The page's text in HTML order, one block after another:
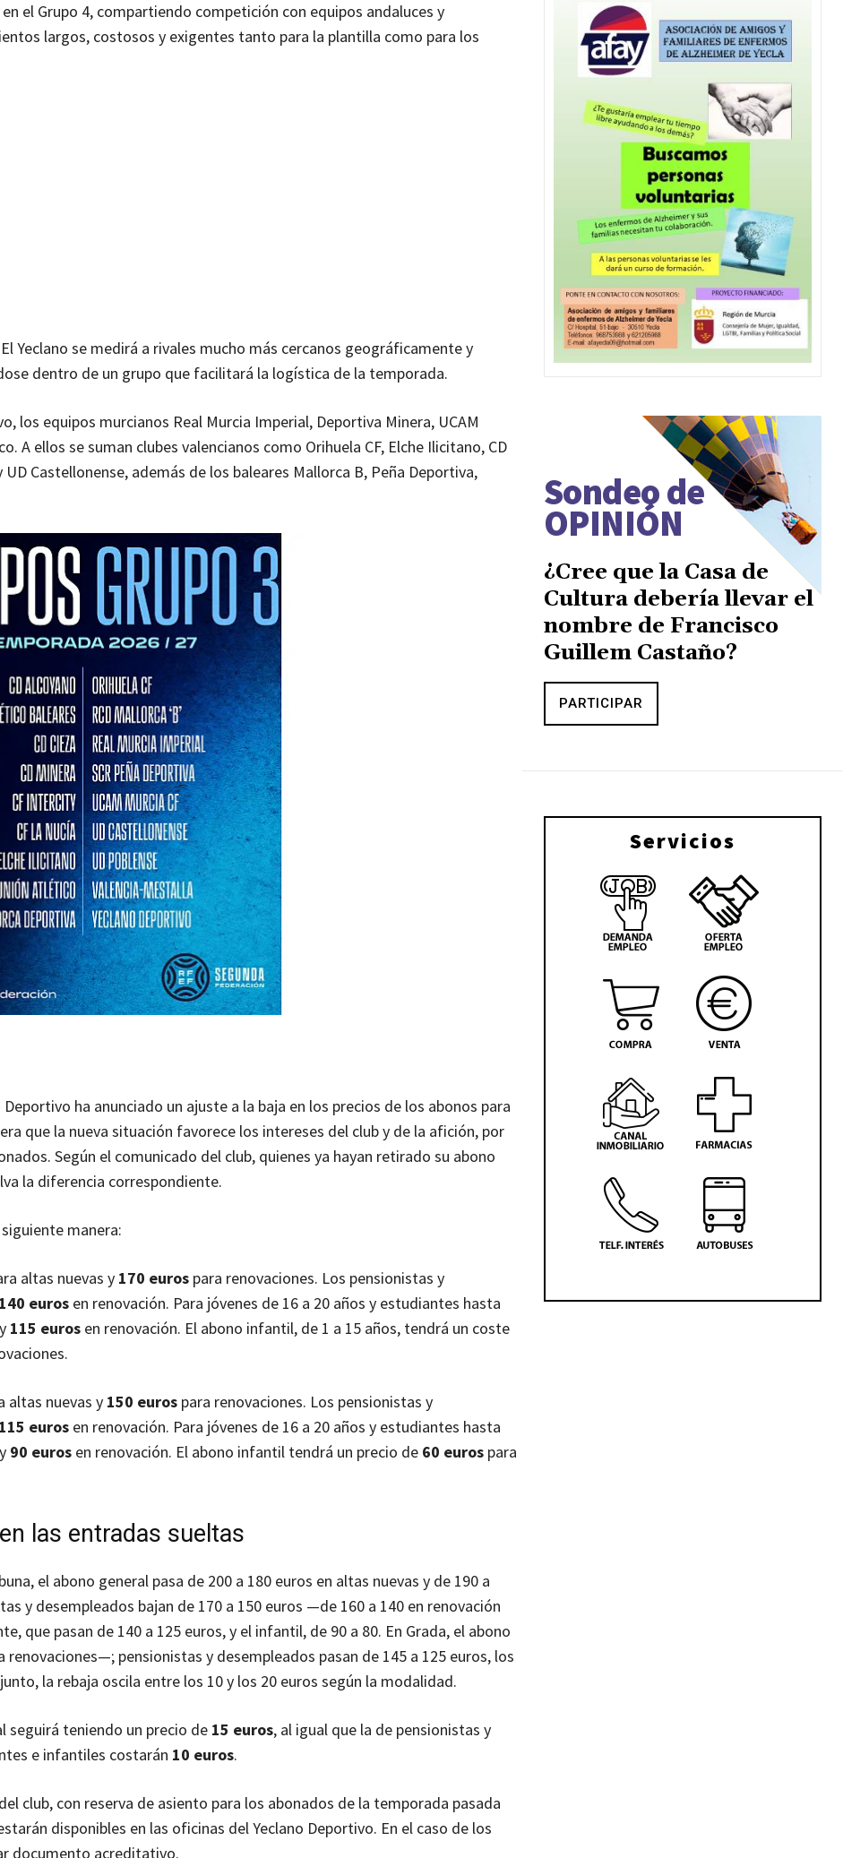
el Grupo 4, compartiendo competición con equipos andaluces y
largos, costosos y exigentes tanto para la plantilla como para los
Yeclano se medirá a rivales mucho más cercanos geográficamente y
dentro de un grupo que facilitará la logística de la temporada.
los equipos murcianos Real Murcia Imperial, Deportiva Minera, UCAM
A ellos se suman clubes valencianos como Orihuela CF, Elche Ilicitano, CD
Castellonense, además de los baleares Mallorca B, Peña Deportiva,
ha anunciado un ajuste a la baja en los precios de los abonos para
que la nueva situación favorece los intereses del club y de la afición, por
Según el comunicado del club, quienes ya hayan retirado su abono
la diferencia correspondiente.
manera:
altas nuevas y 170 euros para renovaciones. Los pensionistas y
140 euros en renovación. Para jóvenes de 16 a 20 años y estudiantes hasta
115 euros en renovación. El abono infantil, de 1 a 15 años, tendrá un coste
altas nuevas y 150 euros para renovaciones. Los pensionistas y
115 euros en renovación. Para jóvenes de 16 a 20 años y estudiantes hasta
90 euros en renovación. El abono infantil tendrá un precio de 60 euros para
las entradas sueltas
el abono general pasa de 200 a 180 euros en altas nuevas y de 190 a
y desempleados bajan de 170 a 150 euros —de 160 a 140 en renovación
que pasan de 140 a 125 euros, y el infantil, de 90 a 80. En Grada, el abono
pensionistas y desempleados pasan de 145 a 125 euros, los
la rebaja oscila entre los 10 y los 20 euros según la modalidad.
seguirá teniendo un precio de 15 euros, al igual que la de pensionistas y
e infantiles costarán 10 euros.
club, con reserva de asiento para los abonados de la temporada pasada
disponibles en las oficinas del Yeclano Deportivo. En el caso de los
documento acreditativo.
Sondeo de
OPINIÓN
¿Cree que la Casa de
Cultura debería llevar el
nombre de Francisco
Guillem Castaño?
PARTICIPAR
Servicios